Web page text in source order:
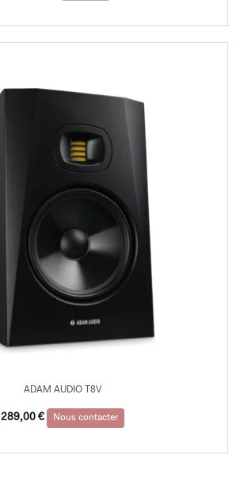
ADAM AUDIO T8V
289,00 € Nous contacter